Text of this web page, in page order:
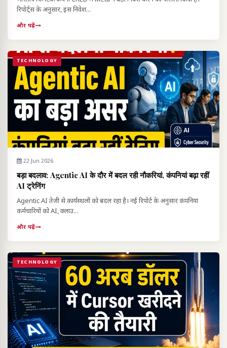
रिपोर्ट्स के अनुसार, इस निवेश...
और पढ़ें
TECHNOLOGY
22 Jun 2026
बड़ा बदलाव: Agentic AI के दौर में बदल रही नौकरियां, कंपनियां बढ़ा रहीं
AI ट्रेनिंग
Agentic AI तेजी से कार्यस्थलों को बदल रहा है। नई रिपोर्ट के अनुसार कंपनियां
कर्मचारियों को AI, क्लाउ...
और पढ़ें
TECHNOLOGY